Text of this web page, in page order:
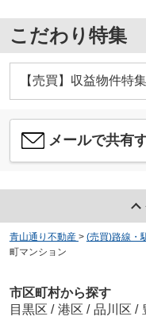
こだわり特集
【売買】収益物件特集
メールで共有
青山通り不動産 > (売買)路線・
町マンション
市区町村から探す
目黒区 / 港区 / 品川区 /